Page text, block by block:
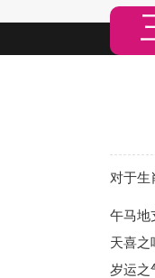
对于生
午马地
天喜之
岁运之